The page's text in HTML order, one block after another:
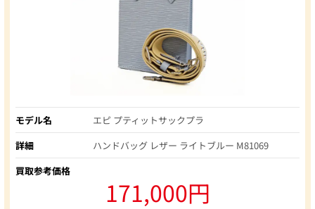
モデル名
エピ プティットサックプラ
詳細
ハンドバッグ レザー ライトブルー M81069
買取参考価格
171,000円